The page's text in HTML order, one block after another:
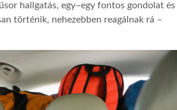
hallgatás, egy–egy fontos gondolat és
történik, nehezebben reagálnak rá –